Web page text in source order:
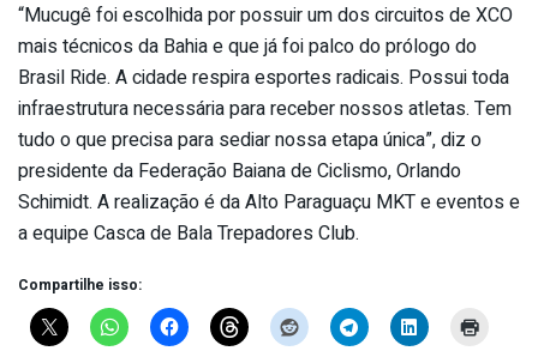
“Mucugê foi escolhida por possuir um dos circuitos de XCO
mais técnicos da Bahia e que já foi palco do prólogo do
Brasil Ride. A cidade respira esportes radicais. Possui toda
infraestrutura necessária para receber nossos atletas. Tem
tudo o que precisa para sediar nossa etapa única”, diz o
presidente da Federação Baiana de Ciclismo, Orlando
Schimidt. A realização é da Alto Paraguaçu MKT e eventos e
a equipe Casca de Bala Trepadores Club.
Compartilhe isso: